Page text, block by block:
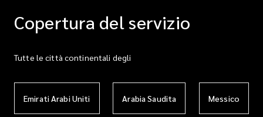
Copertura del servizio
Tutte le città continentali degli
Emirati Arabi Uniti Arabia Saudita Messico